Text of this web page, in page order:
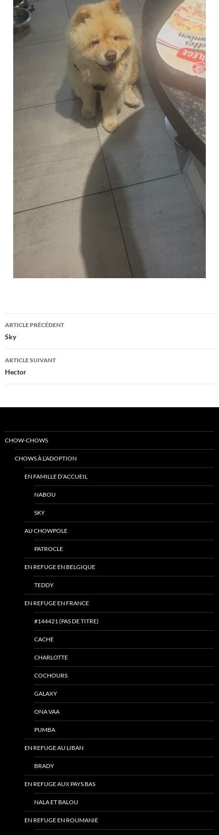
Navigation
des
articles
ARTICLE PRÉCÉDENT
Sky
ARTICLE SUIVANT
Hector
CHOW-CHOWS
CHOWS À L’ADOPTION
EN FAMILLE D’ACCUEIL
NABOU
SKY
AU CHOWPOLE
PATROCLE
EN REFUGE EN BELGIQUE
TEDDY
EN REFUGE EN FRANCE
#144421 (PAS DE TITRE)
CACHE
CHARLOTTE
COCHOURS
GALAXY
ONA VAA
PUMBA
EN REFUGE AU LIBAN
BRADY
EN REFUGE AUX PAYS BAS
NALA ET BALOU
EN REFUGE EN ROUMANIE